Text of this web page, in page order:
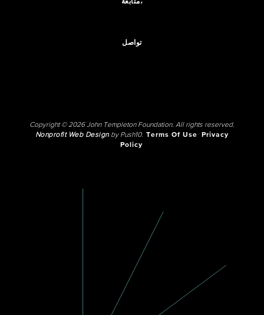
متابعة،
تواصل
Copyright © 2026 John Templeton Foundation. All rights reserved.
Nonprofit Web Designby Push10. Terms Of Use
Privacy
Policy